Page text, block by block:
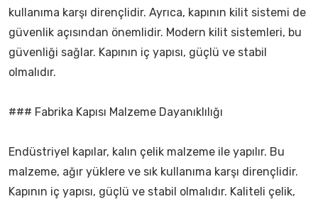
kullanıma karşı dirençlidir. Ayrıca, kapının kilit sistemi de
güvenlik açısından önemlidir. Modern kilit sistemleri, bu
güvenliği sağlar. Kapının iç yapısı, güçlü ve stabil
olmalıdır.
### Fabrika Kapısı Malzeme Dayanıklılığı
Endüstriyel kapılar, kalın çelik malzeme ile yapılır. Bu
malzeme, ağır yüklere ve sık kullanıma karşı dirençlidir.
Kapının iç yapısı, güçlü ve stabil olmalıdır. Kaliteli çelik,